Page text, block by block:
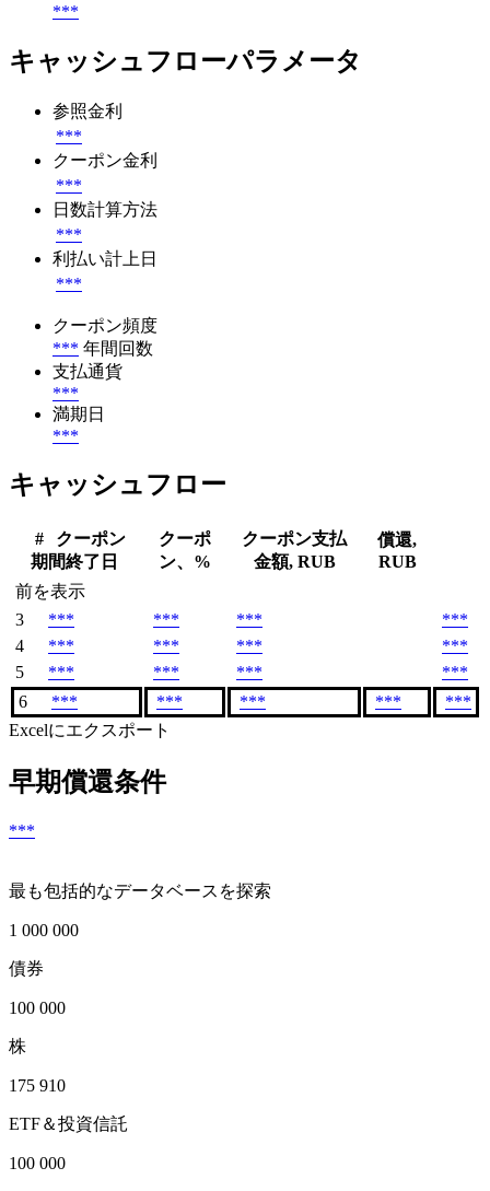
***
キャッシュフローパラメータ
参照金利
***
クーポン金利
***
日数計算方法
***
利払い計上日
***
クーポン頻度
*** 年間回数
支払通貨
***
満期日
***
キャッシュフロー
#
クーポン
期間終了日
クーポ
ン、%
クーポン支払
金額, RUB
償還,
RUB
前を表示
3
*** *** ***
***
4
*** *** ***
***
5
*** *** ***
***
6
*** *** *** ***
***
Excelにエクスポート
早期償還条件
***
最も包括的なデータベースを探索
1 000 000
債券
100 000
株
175 910
ETF＆投資信託
100 000